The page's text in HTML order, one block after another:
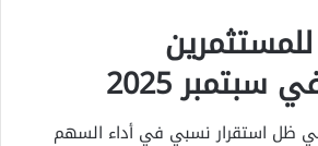
2025
ظل استقرار نسبي في أداء السهم